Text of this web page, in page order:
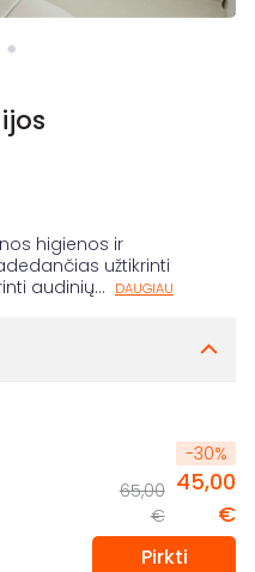
higienos ir
užtikrinti
audinių... DAUGIAU
-30%
65,00
€
45,00
€
Pirkti